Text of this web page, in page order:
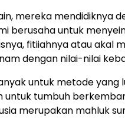
mereka mendidiknya
berusaha untuk
fitiiahnya atau akal
dengan nilai-nilai
untuk metode yang
untuk tumbuh
merupakan mahluk